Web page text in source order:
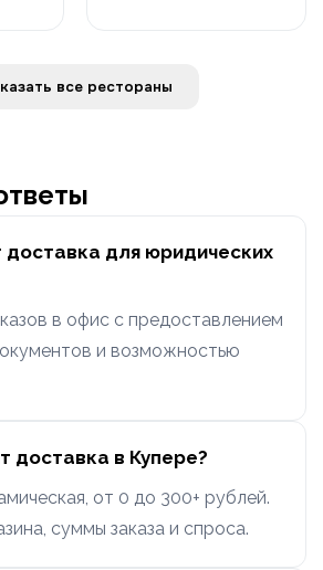
Показать все рестораны
доставка для юридических
в офис с предоставлением
и возможностью
доставка в Купере?
от 0 до 300+ рублей.
суммы заказа и спроса.